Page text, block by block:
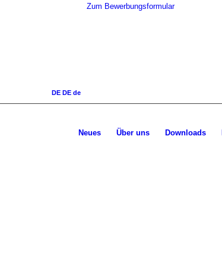
DE DE de
Zum Bewerbungsformular
Neues Über uns Downloads